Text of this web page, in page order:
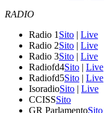
RADIO
Radio 1 Sito | Live
Radio 2Sito | Live
Radio 3Sito | Live
Radiofd4Sito | Live
Radiofd5Sito | Live
IsoradioSito | Live
CCISSSito
GR ParlamentoSito